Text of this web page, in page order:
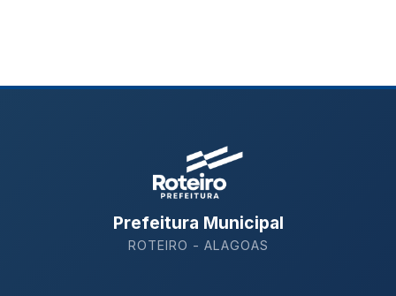
Prefeitura Municipal
ROTEIRO - ALAGOAS